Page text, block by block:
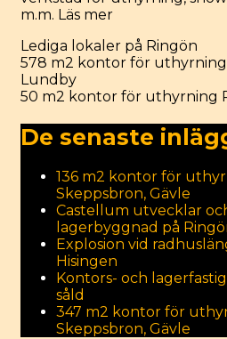
m.m. Läs mer
Categories
Lediga lokaler på Ringön
Post
navigation
578 m2 kontor för
Lundby
50 m2 kontor för uthyrning
De senaste
136 m2 kontor för
Skeppsbron, Gävle
Castellum utvecklar
lagerbyggnad på
Explosion vid
Hisingen
Kontors- och
såld
347 m2 kontor för
Skeppsbron, Gävle